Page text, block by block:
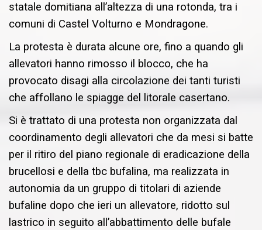
statale domitiana all’altezza di una rotonda, tra i
comuni di Castel Volturno e Mondragone.
La protesta è durata alcune ore, fino a quando gli
allevatori hanno rimosso il blocco, che ha
provocato disagi alla circolazione dei tanti turisti
che affollano le spiagge del litorale casertano.
Si è trattato di una protesta non organizzata dal
coordinamento degli allevatori che da mesi si batte
per il ritiro del piano regionale di eradicazione della
brucellosi e della tbc bufalina, ma realizzata in
autonomia da un gruppo di titolari di aziende
bufaline dopo che ieri un allevatore, ridotto sul
lastrico in seguito all’abbattimento delle bufale